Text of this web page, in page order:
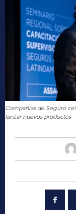
Compañías de Seguro
lanzar nuevos productos